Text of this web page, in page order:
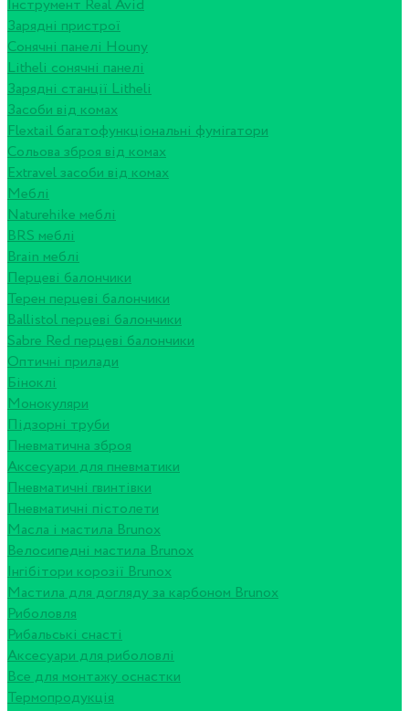
Інструмент Real Avid
Зарядні пристрої
Сонячні панелі Houny
Litheli сонячні панелі
Зарядні станції Litheli
Засоби від комах
Flextail багатофункціональні фумігатори
Сольова зброя від комах
Extravel засоби від комах
Меблі
Naturehike меблі
BRS меблі
Brain меблі
Перцеві балончики
Терен перцеві балончики
Ballistol перцеві балончики
Sabre Red перцеві балончики
Оптичні прилади
Біноклі
Монокуляри
Підзорні труби
Пневматична зброя
Аксесуари для пневматики
Пневматичні гвинтівки
Пневматичні пістолети
Масла і мастила Brunox
Велосипедні мастила Brunox
Інгібітори корозії Brunox
Мастила для догляду за карбоном Brunox
Риболовля
Рибальські снасті
Аксесуари для риболовлі
Все для монтажу оснастки
Термопродукція